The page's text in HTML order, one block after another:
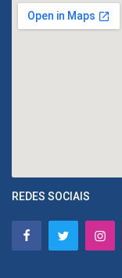
REDES SOCIAIS